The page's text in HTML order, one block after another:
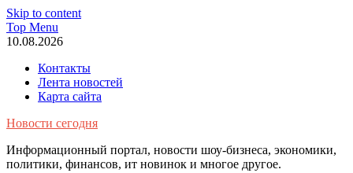
Skip to content
Top Menu
10.08.2026
Контакты
Лента новостей
Карта сайта
Новости сегодня
Информационный портал, новости шоу-бизнеса, экономики,
политики, финансов, ит новинок и многое другое.